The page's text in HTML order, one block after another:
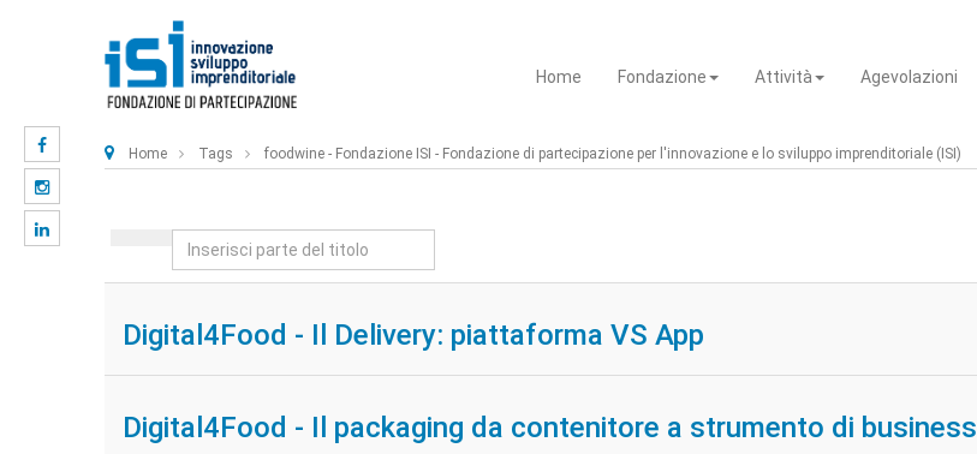
Home Fondazione Attività Agevolazioni
Home Tags foodwine - Fondazione ISI - Fondazione di partecipazione per l'innovazione e lo sviluppo imprenditoriale (ISI)
Inserisci
parte
titolo
Digital4Food - Il Delivery: piattaforma VS App
Digital4Food - Il packaging da contenitore a strumento di business